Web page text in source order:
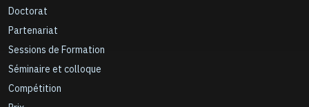
Doctorat
Partenariat
Sessions de Formation
Séminaire et colloque
Compétition